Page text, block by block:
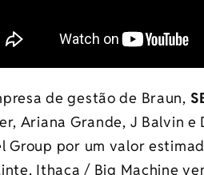
de gestão de Braun,
Ariana Grande, J Balvin
Group por um valor
Ithaca / Big Machine